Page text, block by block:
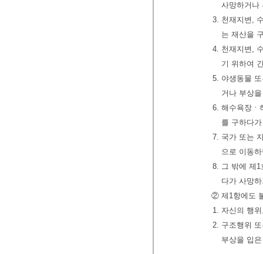
사망하거나
3. 천재지변,
는 재산을
4. 천재지변,
기 위하여
5. 야생동물
거나 부상
6. 해수욕장ㆍ
를 구하다
7. 국가 또는
으로 이동
8. 그 밖에 제1
다가 사망
② 제1항에도
1. 자신의 행
2. 구조행위
부상을 입